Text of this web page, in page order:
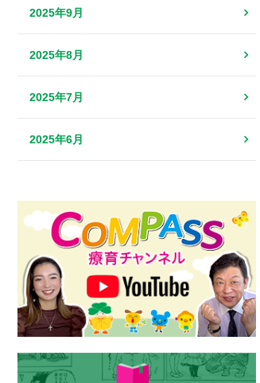
2025年9月
2025年8月
2025年7月
2025年6月